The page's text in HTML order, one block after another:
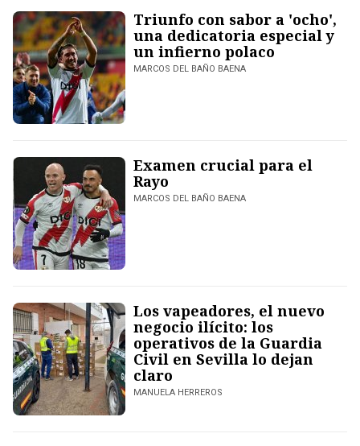
Triunfo con sabor a 'ocho',
una dedicatoria especial y
un infierno polaco
MARCOS DEL BAÑO BAENA
Examen crucial para el
Rayo
MARCOS DEL BAÑO BAENA
Los vapeadores, el nuevo
negocio ilícito: los
operativos de la Guardia
Civil en Sevilla lo dejan
claro
MANUELA HERREROS